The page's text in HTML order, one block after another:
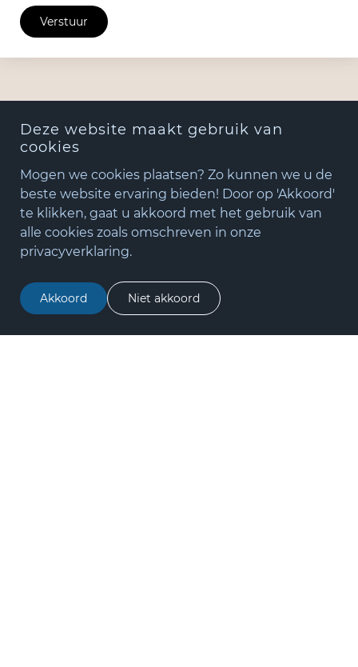
Deze website maakt gebruik van
cookies
Mogen we cookies plaatsen? Zo kunnen we u de
beste website ervaring bieden! Door op 'Akkoord'
te klikken, gaat u akkoord met het gebruik van
alle cookies zoals omschreven in onze
privacyverklaring.
Akkoord Niet akkoord
+31(0)348 - 75 06 82
matude@matude.nl
zoeken
Verstuur